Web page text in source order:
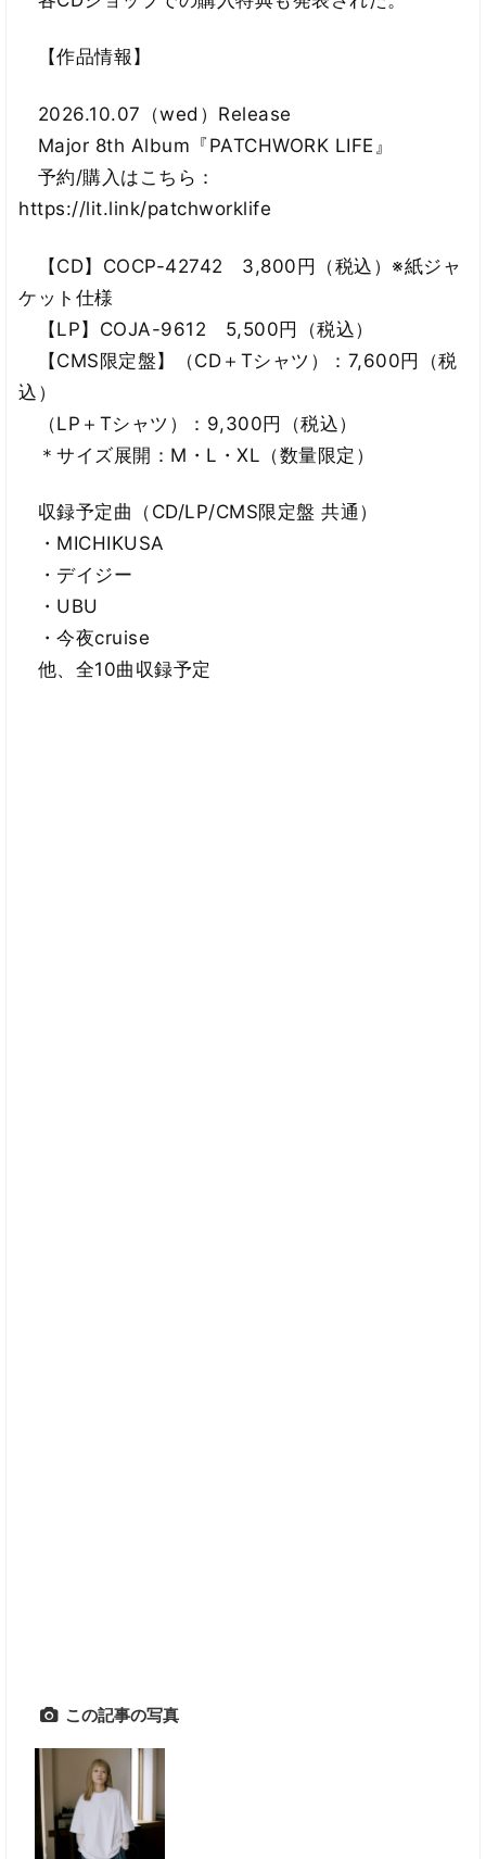
【作品情報】
2026.10.07（wed）Release
Major 8th Album『PATCHWORK LIFE』
予約/購入はこちら：
https://lit.link/patchworklife
【CD】COCP-42742 3,800円（税込）※紙ジャ
ケット仕様
【LP】COJA-9612 5,500円（税込）
【CMS限定盤】（CD＋Tシャツ）：7,600円（税
込）
（LP＋Tシャツ）：9,300円（税込）
＊サイズ展開：M・L・XL（数量限定）
収録予定曲（CD/LP/CMS限定盤 共通）
・MICHIKUSA
・デイジー
・UBU
・今夜cruise
他、全10曲収録予定
この記事の写真